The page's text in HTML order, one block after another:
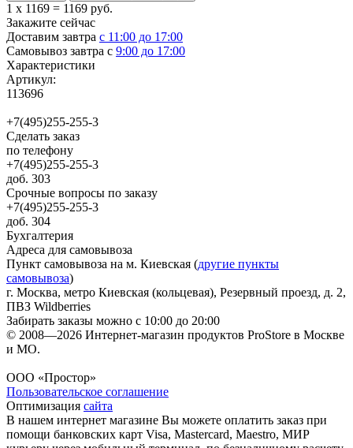
1 x 1169 = 1169 руб.
Закажите сейчас
Доставим завтра с 11:00 до 17:00
Самовывоз завтра с 9:00 до 17:00
Характеристики
Артикул:
113696
+7(495)255-255-3
Сделать заказ
по телефону
+7(495)255-255-3
доб. 303
Срочные вопросы по заказу
+7(495)255-255-3
доб. 304
Бухгалтерия
Адреса для самовывоза
Пункт самовывоза на м. Киевская (другие пункты
самовывоза)
г. Москва, метро Киевская (кольцевая), Резервный проезд, д. 2,
ПВЗ Wildberries
Забирать заказы можно с 10:00 до 20:00
© 2008—2026 Интернет-магазин продуктов ProStore в Москве
и МО.
ООО «Простор»
Пользовательское соглашение
Оптимизация сайта
В нашем интернет магазине Вы можете оплатить заказ при
помощи банковских карт Visa, Mastercard, Maestro, МИР